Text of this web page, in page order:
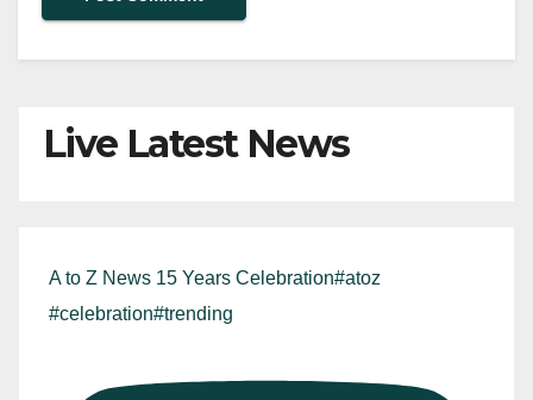
Live Latest News
A to Z News 15 Years Celebration#atoz
#celebration#trending